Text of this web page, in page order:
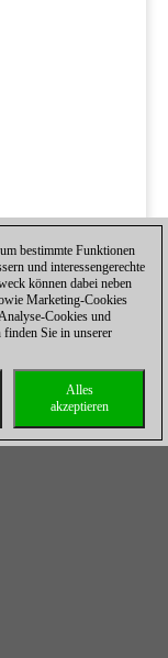
bestimmte Funktionen
und interessengerechte
können dabei neben
Marketing-Cookies
Cookies und
Sie in unserer
Alles
akzeptieren